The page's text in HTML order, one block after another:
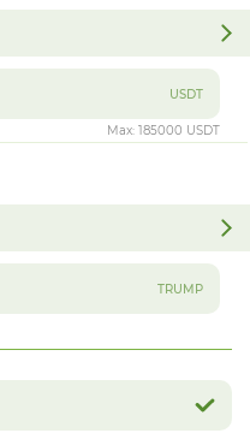
USDT
Max: 185000 USDT
TRUMP